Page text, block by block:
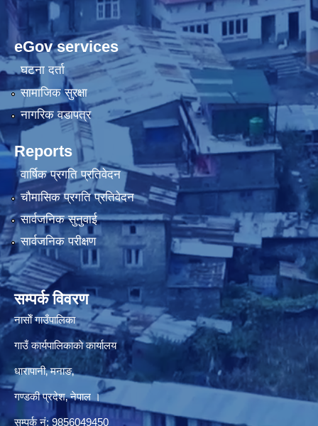
eGov services
घटना दर्ता
सामाजिक सुरक्षा
नागरिक वडापत्र
Reports
वार्षिक प्रगति प्रतिवेदन
चौमासिक प्रगति प्रतिवेदन
सार्वजनिक सुनुवाई
सार्वजनिक परीक्षण
सम्पर्क विवरण
नासाेँ गाउँपालिका
गाउँ कार्यपालिकाकाे कार्यालय
धारापानी‚ मनाङ‚
गण्डकी प्रदेश‚ नेपाल ।
सम्पर्क न‌ं‍: 9856049450